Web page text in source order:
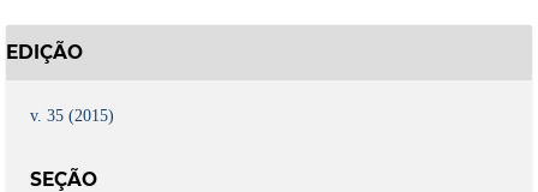
EDIÇÃO
v. 35 (2015)
SEÇÃO